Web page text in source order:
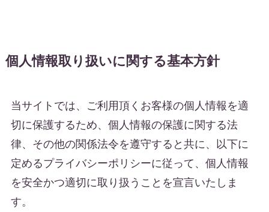
個人情報取り扱いに関する基本方針
当サイトでは、ご利用頂くお客様の個人情報を適
切に保護するため、個人情報の保護に関する法
律、その他の関係法令を遵守すると共に、以下に
定めるプライバシーポリシーに従って、個人情報
を安全かつ適切に取り扱うことを宣言いたしま
す。